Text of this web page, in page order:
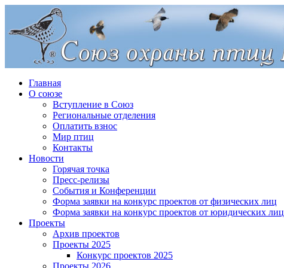
Главная
О союзе
Вступление в Союз
Региональные отделения
Оплатить взнос
Мир птиц
Контакты
Новости
Горячая точка
Пресс-релизы
События и Конференции
Форма заявки на конкурс проектов от физических лиц
Форма заявки на конкурс проектов от юридических лиц
Проекты
Архив проектов
Проекты 2025
Конкурс проектов 2025
Проекты 2026